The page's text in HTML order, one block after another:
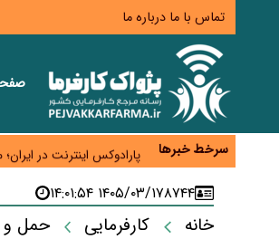
تماس با ما درباره ما
سرخط خبرها
زائران اربعین نگران ارز
جنگ کریدورها وارد فاز جدید شد؛ سرمایه‌گذاری
پارادوکس اینترنت در
معمای تأمین ۸۰ همت معوقات بازنشستگان؛ بانک رفاه وارد میدان شد
۸۷۴۴۱۴۰۵/۰۳/۱۷ ۱۴:۰۱:۵۴
خانه کارفرمایی حمل و